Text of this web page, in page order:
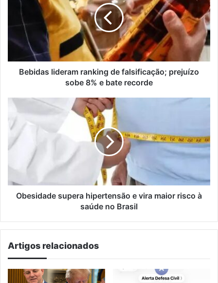
falsificação;
prejuízo
sobe
e
bateBebidas lideram ranking de falsificação; prejuízo
sobe 8% e bate recorde
Obesidade
hipertensão
vira
saúde
Obesidade supera hipertensão e vira maior risco à
saúde no Brasil
Artigos relacionados